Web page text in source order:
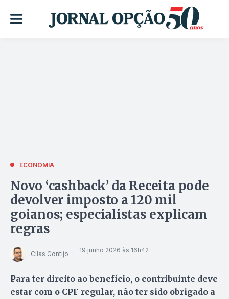
ECONOMIA
Novo ‘cashback’ da Receita pode
devolver imposto a 120 mil
goianos; especialistas explicam
regras
Cilas Gontijo 19 junho 2026 às 16h42
Para ter direito ao benefício, o contribuinte deve
estar com o CPF regular, não ter sido obrigado a